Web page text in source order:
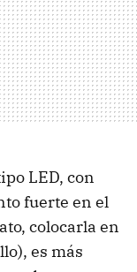
LED, con
fuerte en el
colocarla en
es más